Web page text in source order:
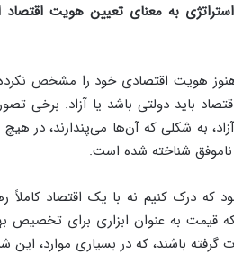
به معنای تعیین هویت اقتصاد
هنوز هویت اقتصادی خود را مشخص
باید دولتی باشد یا آزاد. برخی تصور
به شکلی که آن‌ها می‌پندارند، در
ناموفق شناخته شده است.
که درک کنیم نه با یک اقتصاد کاملاً
قیمت به عنوان ابزاری برای تخصیص
گرفته باشند، که در بسیاری موارد،